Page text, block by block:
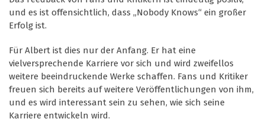
und es ist offensichtlich, dass „Nobody Knows“ ein großer
Erfolg ist.
Für Albert ist dies nur der Anfang. Er hat eine
vielversprechende Karriere vor sich und wird zweifellos
weitere beeindruckende Werke schaffen. Fans und Kritiker
freuen sich bereits auf weitere Veröffentlichungen von ihm,
und es wird interessant sein zu sehen, wie sich seine
Karriere entwickeln wird.